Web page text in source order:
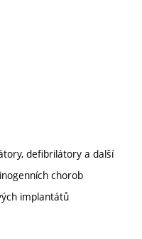
defibrilátory a další
chorob
implantátů